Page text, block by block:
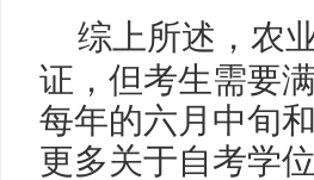
综上所述，农
证，但考生需要
每年的六月中旬
更多关于自考学